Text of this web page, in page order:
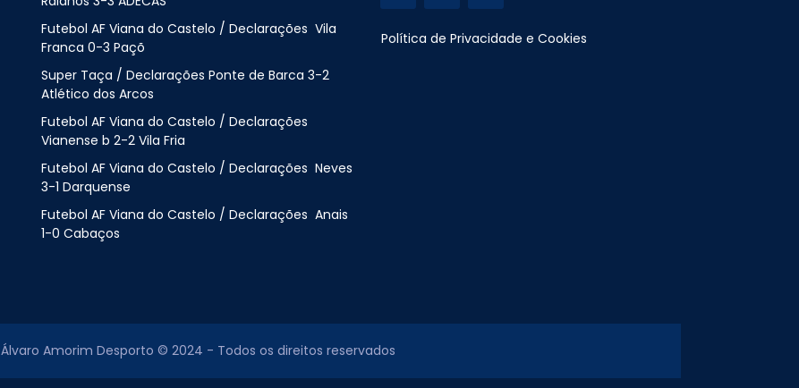
Futebol AF Viana do Castelo / Declarações Vila
Franca 0-3 Paçõ
Super Taça / Declarações Ponte de Barca 3-2
Atlético dos Arcos
Futebol AF Viana do Castelo / Declarações
Vianense b 2-2 Vila Fria
Futebol AF Viana do Castelo / Declarações Neves
3-1 Darquense
Futebol AF Viana do Castelo / Declarações Anais
1-0 Cabaços
Política de Privacidade e Cookies
Álvaro Amorim Desporto © 2024 - Todos os direitos reservados